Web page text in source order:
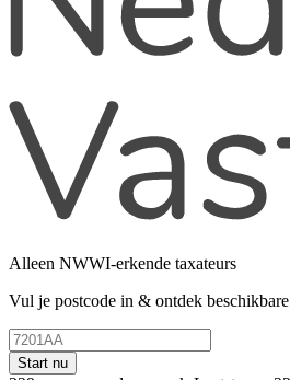
Alleen NWWI-erkende taxateurs
Vul je postcode in & ontdek
Start nu